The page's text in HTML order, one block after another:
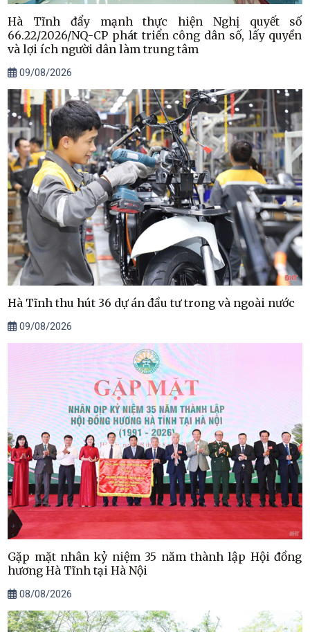
Hà Tĩnh đẩy mạnh thực hiện Nghị quyết số
66.22/2026/NQ-CP phát triển công dân số, lấy quyền
và lợi ích người dân làm trung tâm
09/08/2026
Hà Tĩnh thu hút 36 dự án đầu tư trong và ngoài nước
09/08/2026
Gặp mặt nhân kỷ niệm 35 năm thành lập Hội đồng
hương Hà Tĩnh tại Hà Nội
08/08/2026